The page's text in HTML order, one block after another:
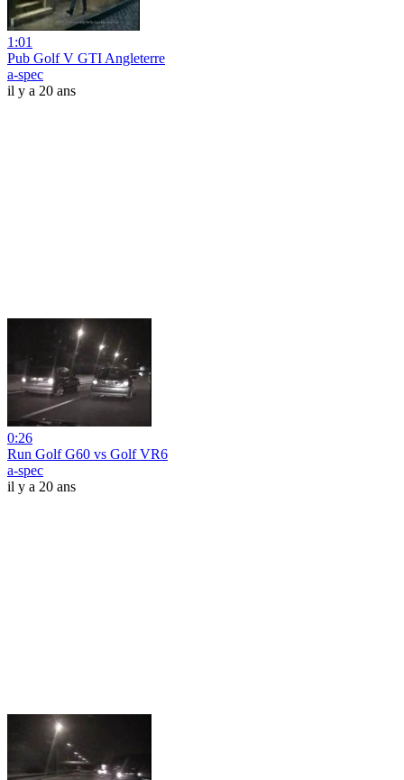
1:01
Pub Golf V GTI Angleterre
a-spec
il y a 20 ans
0:26
Run Golf G60 vs Golf VR6
a-spec
il y a 20 ans